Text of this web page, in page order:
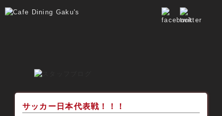
サッカー日本代表戦！！！